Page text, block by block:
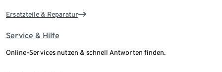
Ersatzteile & Reparatur
Service & Hilfe
Online-Services nutzen & schnell Antworten finden.